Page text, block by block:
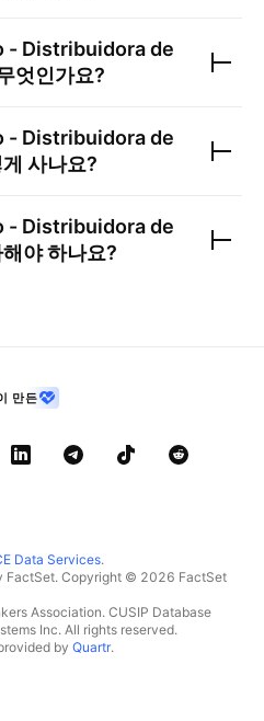
- Distribuidora de
엇인가요?
- Distribuidora de
사나요?
- Distribuidora de
야 하나요?
만든
Data Services.
FactSet. Copyright © 2026 FactSet
Association. CUSIP Database
Inc. All rights reserved.
by Quartr.